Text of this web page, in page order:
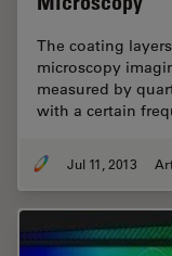
The coating
microscopy
measured by
with a certain
Jul 11, 2013